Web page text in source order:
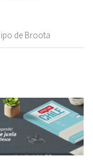
de Broota